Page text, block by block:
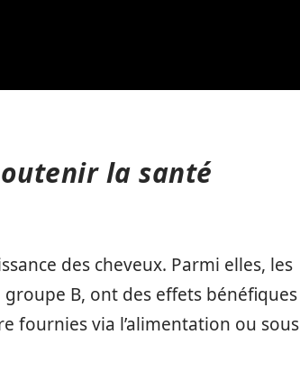
la santé
des cheveux. Parmi elles, les
B, ont des effets bénéfiques
fournies via l’alimentation ou sous